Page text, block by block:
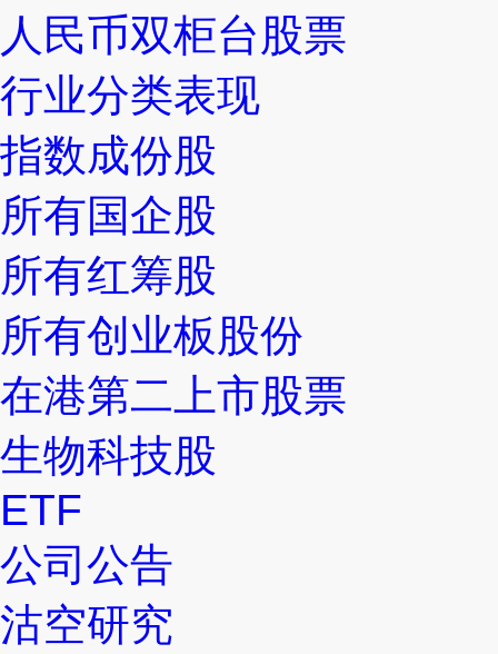
人民币双柜台股票
行业分类表现
指数成份股
所有国企股
所有红筹股
所有创业板股份
在港第二上市股票
生物科技股
ETF
公司公告
沽空研究